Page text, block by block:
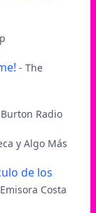
- The
Radio
y Algo Más
de los
Costa